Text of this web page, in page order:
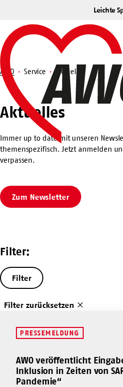
springen
Leichte
Startseite
Suche
AWO Service Aktuelles
Aktuelles
Aktuelles
Immer up to date mit unseren
themenspezifisch. Jetzt anmelden
verpassen.
Zum Newsletter
Filter:
Filter
Filter zurücksetzen
PRESSEMELDUNG
AWO veröffentlicht
Inklusion in Zeiten von
Pandemie“
Mehr
dazu
AWO